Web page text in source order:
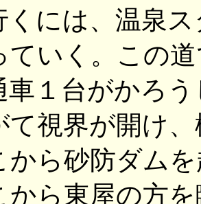
には、温泉ス
ていく。この
車１台がかろ
て視界が開け
から砂防ダム
から東屋の方